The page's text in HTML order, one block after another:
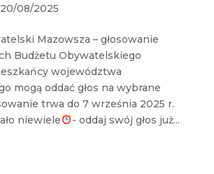
20/08/2025
Mazowsza – głosowanie
Budżetu Obywatelskiego
województwa
mogą oddać głos na wybrane
trwa do 7 września 2025 r.
niewiele
- oddaj swój głos już...